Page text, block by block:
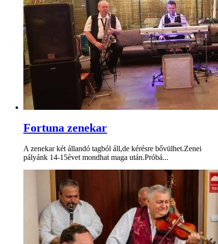
Fortuna zenekar
A zenekar két állandó tagból áll,de kérésre bővülhet.Zenei
pályánk 14-15évet mondhat maga után.Próbá...